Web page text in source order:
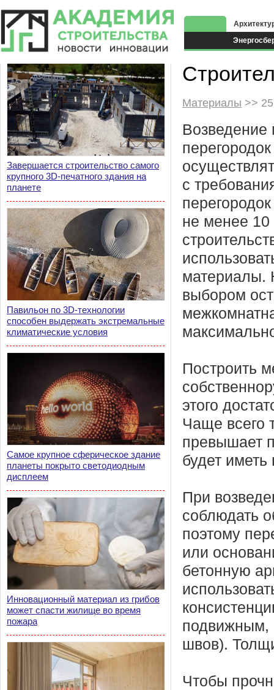
Завершается строительство самого
крупного 3D-печатного здания на
планете
Павильон по 3D-технологии
способен выдержать экстремальные
климатические условия
Самое крупное сферическое здание
планеты покрыто светодиодным
дисплеем
Инновационный материал из грибов
может спасти жилище во время
пожара
Материалы >>
с
не менее
материалы.
выбором
Построить
этого
Чаще всего
превышает
будет
При
соблюдать
поэтому
или
бетонную
подвижным,
швов).
Чтобы